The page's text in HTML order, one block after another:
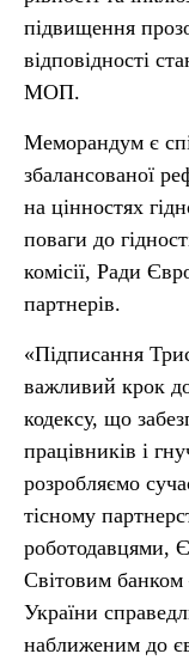
підвищення
відповідності
МОП.
Меморандум є
збалансованої
на цінностях
поваги до
комісії, Ради
партнерів.
«Підписання
важливий крок
кодексу, що
працівників і
розробляємо
тісному
Світовим
України
наближеним до